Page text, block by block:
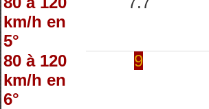
km/h en
5°
80 à 120
km/h en
6°
9